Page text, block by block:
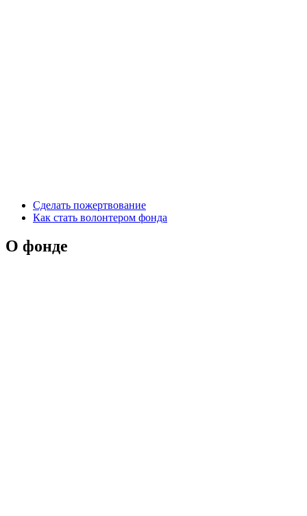
Сделать пожертвование
Как стать волонтером фонда
О фонде